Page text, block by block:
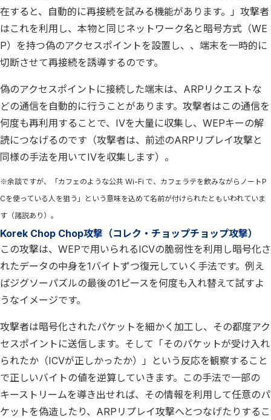
在すると、自動的に再接続を試みる機能があります。」攻撃者
はこれを利用し、本物と同じネットワーク名と暗号方式（WE
P）を持つ偽のアクセスポイントを設置し、、端末を一時的に
切断させて再接続を誘導するのです。
偽のアクセスポイントに接続した端末は、ARPリクエストな
どの通信を自動的に行うことがあります。攻撃者はこの通信を
何度も再利用することで、IVを大量に収集し、WEPキーの解
読につなげるのです（攻撃者は、前述のARPリプレイ攻撃と
同様の手法を用いてIVを収集します）。
※余談ですが、「カフェのような公共 Wi-Fi で、カフェラテを飲みながらノートP
Cを使っている人を狙う」という意味を込めて名前が付けられたともいわれていま
す（諸説あり）。
Korek Chop Chop攻撃（コレク・チョップチョップ攻撃）
この攻撃は、WEPで用いられるICVの脆弱性を利用し暗号化さ
れたデータの中身を1バイトずつ復元していく手法です。例え
ばジグソーパズルの最後の1ピースを何度も入れ替えて試すよ
うなイメージです。
攻撃者は暗号化されたパケットを細かく加工し、その都度アク
セスポイントに送信します。そして「そのパケットが受け入れ
られたか（ICVが正しかったか）」という反応を観察すること
で正しいバイトの値を逆算していきます。この手法で一部の
キーストリームを導き出せれば、その情報を利用して任意のパ
ケットを偽造したり、ARPリプレイ攻撃へとつなげたりするこ